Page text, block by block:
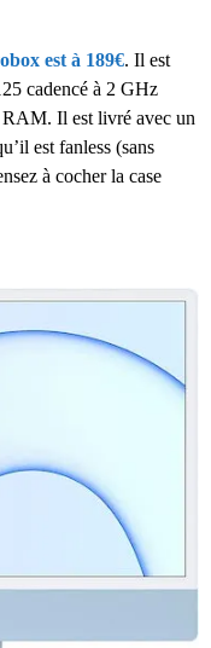
est à 189€. Il est
cadencé à 2 GHz
Il est livré avec un
est fanless (sans
à cocher la case